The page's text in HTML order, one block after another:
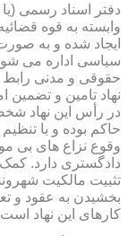
دفتر اسناد رسمی
وابسته به قوه
ایجاد شده و به
سیاسی اداره می
حقوقی و مدنی رابط
نهاد تامین و
در رأس این نهاد
حاکم بوده و با
وقوع نزاع های بی
دادگستری دارد.
تثبیت مالکیت
بخشیدن به عقود و
کارهای این نهاد